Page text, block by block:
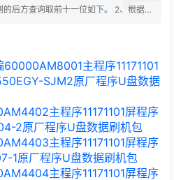
后方查询取前十一位如下。 2、根据查
主程序11171101
SJM2原厂程序U盘数据
主程序11171101屏程序
2原厂程序U盘数据刷机包
主程序11171101屏程序
1原厂程序U盘数据刷机包
主程序11171101屏程序